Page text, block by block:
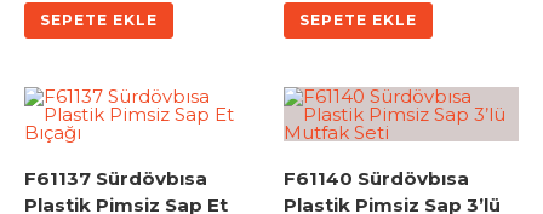
SEPETE EKLE SEPETE EKLE
F61137 Sürdövbısa
Plastik Pimsiz Sap Et
F61140 Sürdövbısa
Plastik Pimsiz Sap 3’lü